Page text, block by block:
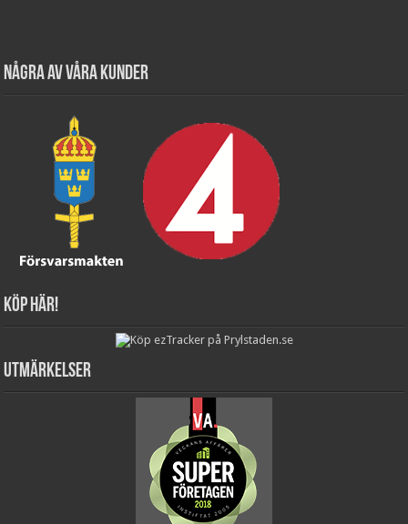
Några av våra kunder
Köp här!
Utmärkelser